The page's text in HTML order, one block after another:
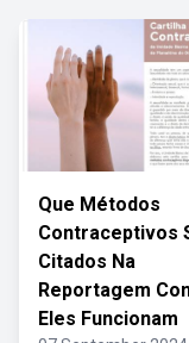
Que Métodos
Contraceptivos
Citados Na
Reportagem
Eles Funcionam